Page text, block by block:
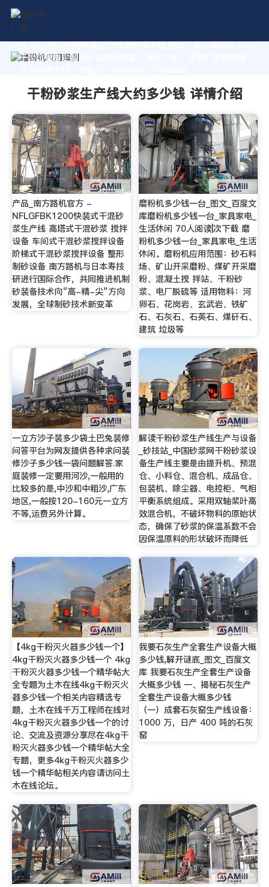
作为专业的 干粉砂浆生产线大约多少钱 制造厂家，我们致力
于为您量身定制高价值的粉体加工系统方案。获取厂家直销报
干粉砂浆生产线大约多少钱 详情介绍
产品_南方路机官方 -
NFLGFBK1200快装式干混砂
浆生产线 高塔式干混砂浆 搅拌
设备 车间式干混砂浆搅拌设备
阶梯式干混砂浆搅拌设备 整形
制砂设备 南方路机与日本寿技
研进行国际合作，共同推进机制
砂装备技术向“高-精-尖”方向
发展，全球制砂技术新变革
磨粉机多少钱一台_图文_百度文
库磨粉机多少钱一台_家具家电_
生活休闲 70人阅读|次下载 磨
粉机多少钱一台_家具家电_生活
休闲。磨粉机应用范围：砂石料
场、矿山开采磨粉、煤矿开采磨
粉、混凝土搅 拌站、干粉砂
浆、电厂脱硫等 适用物料：河
卵石、花岗岩、玄武岩、铁矿
石、石灰石、石英石、煤矸石、
建筑 垃圾等
一立方沙子装多少袋土巴兔装修
问答平台为网友提供各种求问装
修沙子多少钱一袋问题解答.家
庭装修一定要用河沙,一般用的
比较多的是,中沙和中粗沙,广东
地区,一般按120-160元一立方
不等,运费另外计算。
解读干粉砂浆生产线生产与设备
_砂技站_中国砂浆网干粉砂浆设
备生产线主要是由提升机、预混
仓、小料仓、混合机、成品仓、
包装机、除尘器、电控柜、气相
平衡系统组成。采用双轴桨叶高
效混合机，不破坏物料的原始状
态，确保了砂浆的保温系数不会
因保温原料的形状破坏而降低
【4kg干粉灭火器多少钱一个】
4kg干粉灭火器多少钱一个 4kg
干粉灭火器多少钱一个精华帖大
全专题为土木在线4kg干粉灭火
器多少钱一个相关内容精选专
题，土木在线千万工程师在线对
4kg干粉灭火器多少钱一个的讨
论、交流及资源分享尽在4kg干
粉灭火器多少钱一个精华帖大全
专题，更多4kg干粉灭火器多少
钱一个精华帖相关内容请访问土
木在线论坛。
我要石灰生产全套生产设备大概
多少钱,解开谜底_图文_百度文
库 我要石灰生产全套生产设备
大概多少钱 一、揭秘石灰生产
全套生产设备大概多少钱
（一）成套石灰窑生产线设备：
1000 万，日产 400 吨的石灰
窑